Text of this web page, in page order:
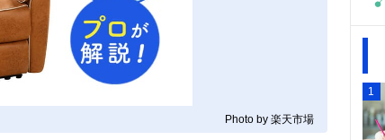
Photo by 楽天市場
1